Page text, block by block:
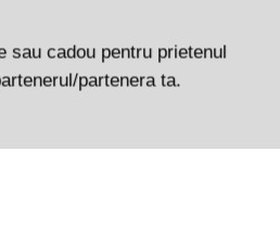
sau cadou pentru prietenul
partenera ta.